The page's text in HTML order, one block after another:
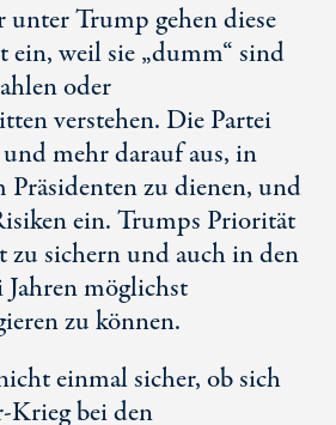
Trump gehen diese
ein, weil sie „dumm“ sind
oder
verstehen. Die Partei
mehr darauf aus, in
zu dienen, und
ein. Trumps Priorität
zu sichern und auch in den
möglichst
zu können.
einmal sicher, ob sich
Krieg bei den